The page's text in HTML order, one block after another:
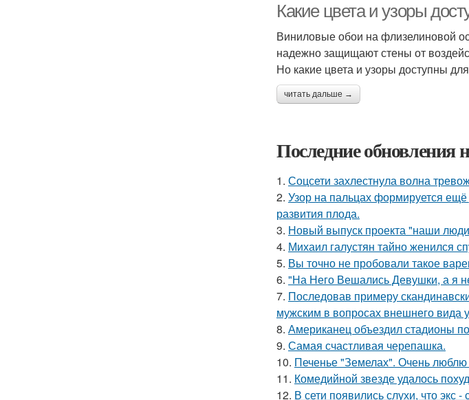
Какие цвета и узоры
Виниловые обои на флизелиновой
надежно защищают стены от
Но какие цвета и узоры доступны
читать дальше →
Последние обновления
1. Соцсети захлестнула волна
2. Узор на пальцах формируется ещё
развития плода.
3. Новый выпуск проекта "наши
4. Михаил галустян тайно женился
5. Вы точно не пробовали такое
6. "На Него Вешались Девушки, а я
7. Последовав примеру
мужским в вопросах внешнего вида
8. Американец объездил стадионы
9. Самая счастливая черепашка.
10. Печенье "Земелах". Очень люблю
11. Комедийной звезде удалось
12. В сети появились слухи, что экс